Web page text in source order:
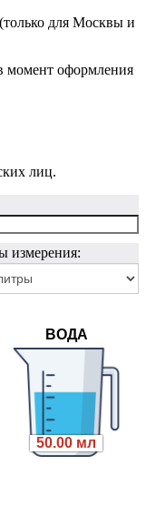
для Москвы и
момент оформления
лиц.
измерения:
ВОДА
50.00 мл